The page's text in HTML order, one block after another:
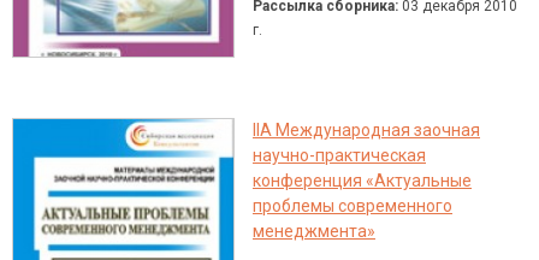
Рассылка сборника: 03 декабря 2010
г.
IIA Международная заочная
научно-практическая
конференция «Актуальные
проблемы современного
менеджмента»